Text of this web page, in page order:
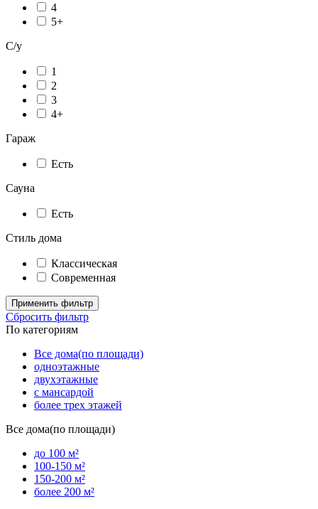
4
5+
С/у
1
2
3
4+
Гараж
Есть
Сауна
Есть
Стиль дома
Классическая
Современная
Применить фильтр
Сбросить фильтр
По категориям
Все дома(по площади)
одноэтажные
двухэтажные
с мансардой
более трех этажей
Все дома(по площади)
до 100 м²
100-150 м²
150-200 м²
более 200 м²